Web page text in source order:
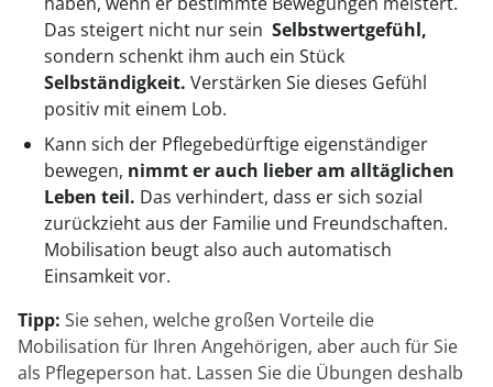
Das steigert nicht nur sein Selbstwertgefühl,
sondern schenkt ihm auch ein Stück
Selbständigkeit. Verstärken Sie dieses Gefühl
positiv mit einem Lob.
Kann sich der Pflegebedürftige eigenständiger
bewegen, nimmt er auch lieber am alltäglichen
Leben teil. Das verhindert, dass er sich sozial
zurückzieht aus der Familie und Freundschaften.
Mobilisation beugt also auch automatisch
Einsamkeit vor.
Tipp: Sie sehen, welche großen Vorteile die
Mobilisation für Ihren Angehörigen, aber auch für Sie
als Pflegeperson hat. Lassen Sie die Übungen deshalb